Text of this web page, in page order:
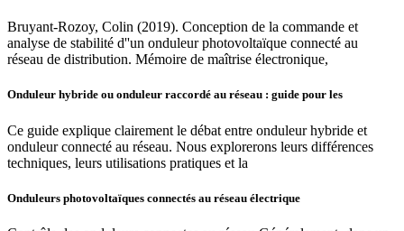
Bruyant-Rozoy, Colin (2019). Conception de la commande et
analyse de stabilité d''un onduleur photovoltaïque connecté au
réseau de distribution. Mémoire de maîtrise électronique,
Onduleur hybride ou onduleur raccordé au réseau : guide pour les
Ce guide explique clairement le débat entre onduleur hybride et
onduleur connecté au réseau. Nous explorerons leurs différences
techniques, leurs utilisations pratiques et la
Onduleurs photovoltaïques connectés au réseau électrique